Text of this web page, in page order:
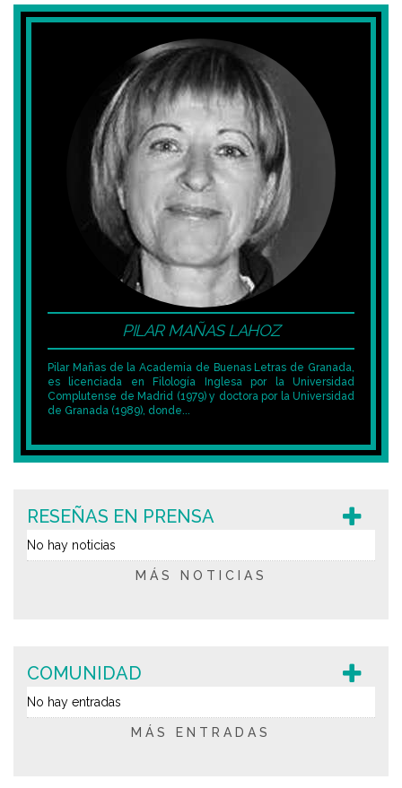
PILAR MAÑAS LAHOZ
Pilar Mañas de la Academia de Buenas Letras de Granada,
es licenciada en Filología Inglesa por la Universidad
Complutense de Madrid (1979) y doctora por la Universidad
de Granada (1989), donde...
RESEÑAS EN PRENSA
No hay noticias
MÁS NOTICIAS
COMUNIDAD
No hay entradas
MÁS ENTRADAS